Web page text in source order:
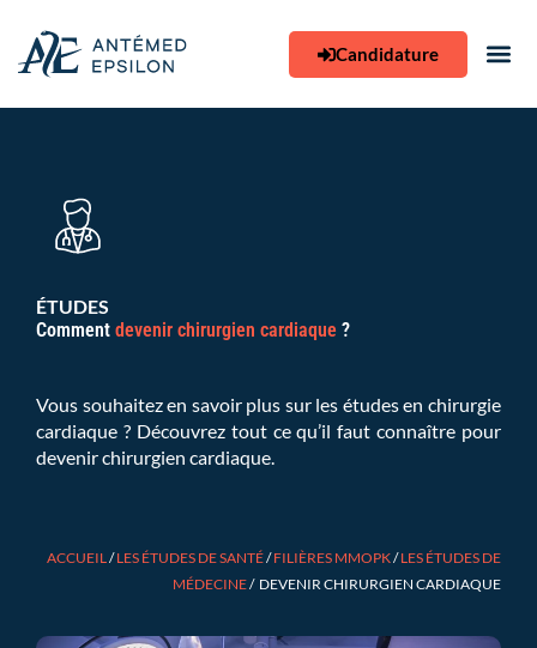
contenu
Candidature
ÉTUDES
Comment devenir chirurgien cardiaque ?
Vous souhaitez en savoir plus sur les études en chirurgie
cardiaque ? Découvrez tout ce qu’il faut connaître pour
devenir chirurgien cardiaque.
ACCUEIL/LES ÉTUDES DE SANTÉ/FILIÈRES MMOPK/LES ÉTUDES DE
MÉDECINE/ DEVENIR CHIRURGIEN CARDIAQUE